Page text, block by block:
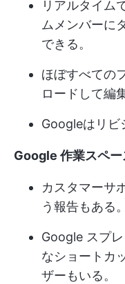
リアルタイム
ムメンバーに
できる。
ほぼすべての
ロードして編
Googleはリビ
Google 作業スペー
カスタマーサ
う報告もある。
Google スプ
なショートカ
ザーもいる。